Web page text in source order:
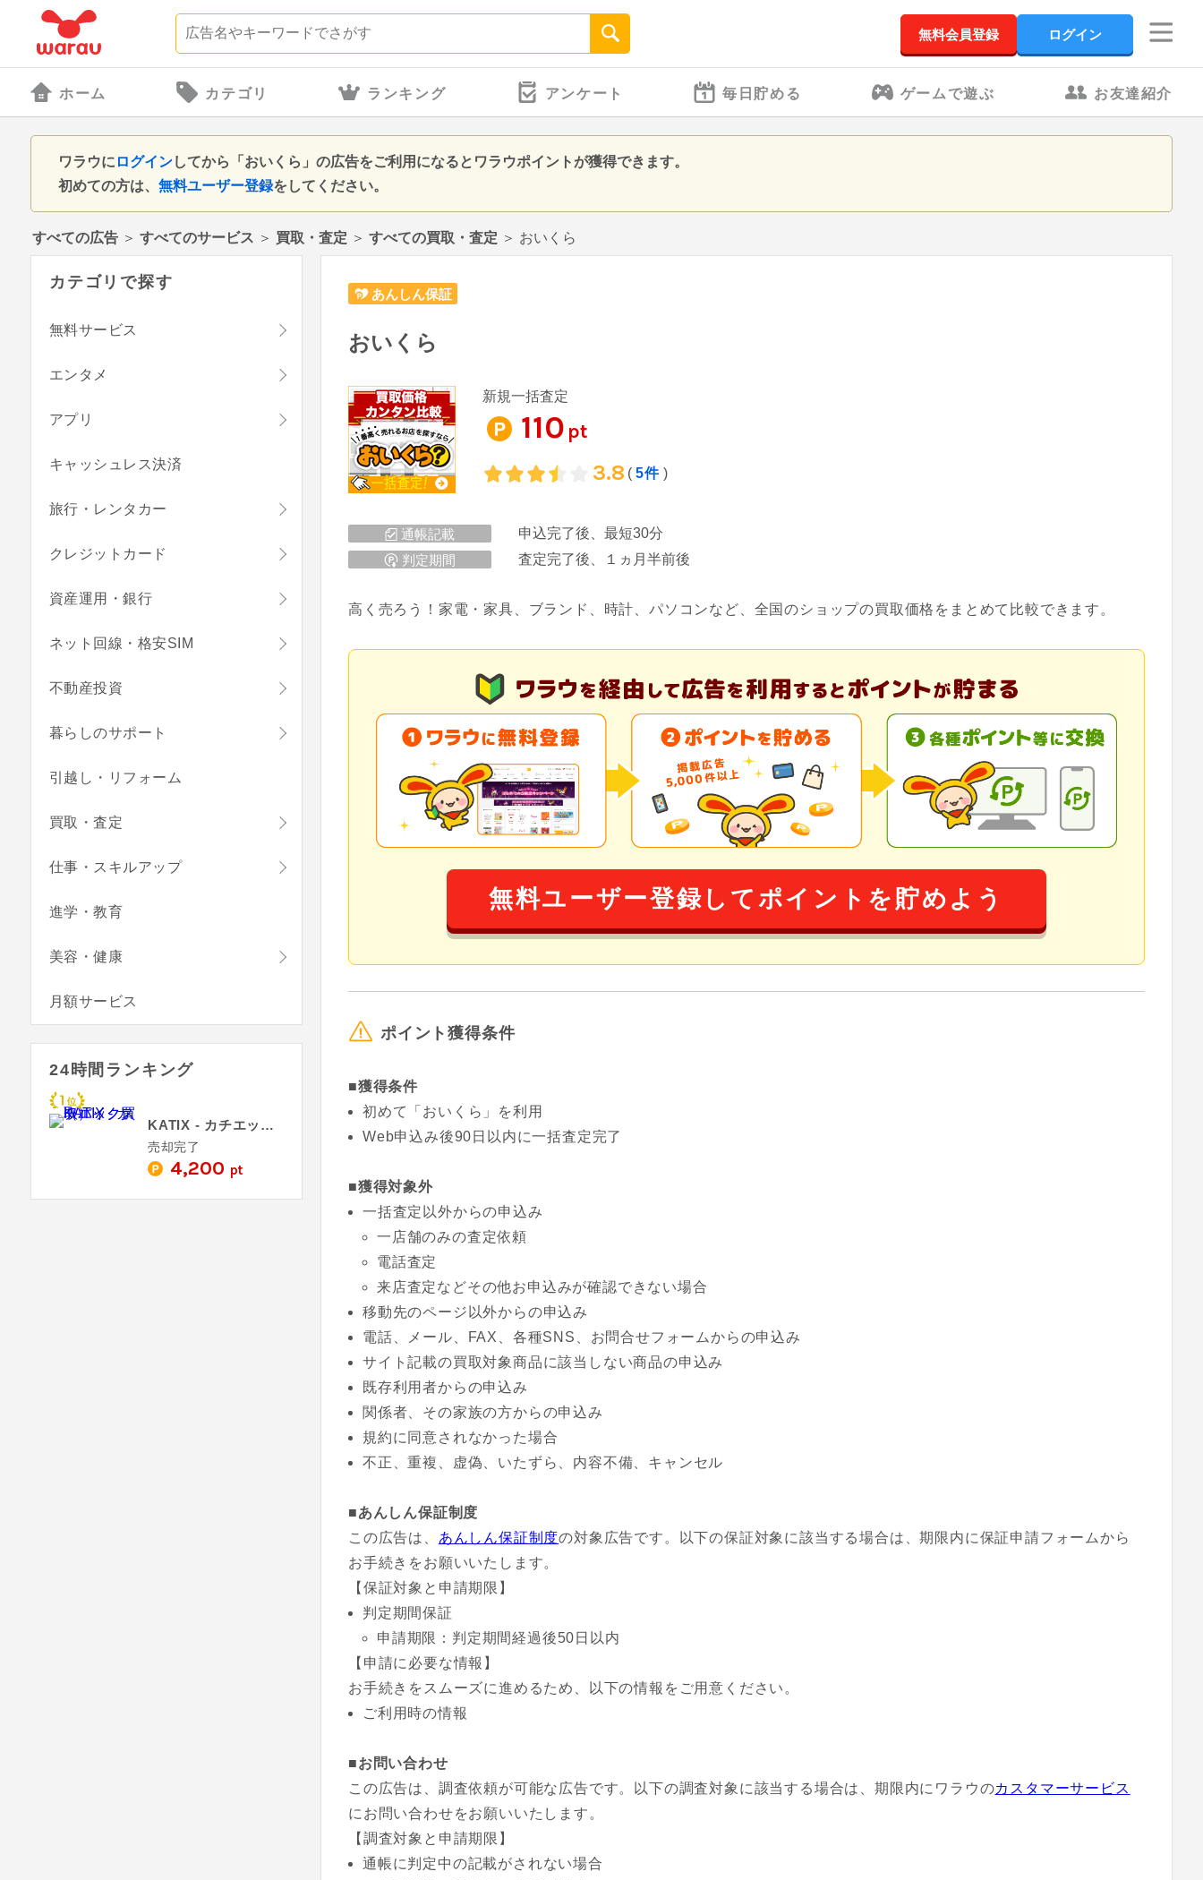
無料会員登録 ログイン
ホーム カテゴリ ランキング アンケート 毎日貯める ゲームで遊ぶ お友達紹介
ワラウに ログインしてから「おいくら」の広告をご利用になるとワラウポイントが獲得できます。
初めての方は、 無料ユーザー登録をしてください。
すべての広告 ＞ すべてのサービス ＞ 買取・査定 ＞ すべての買取・査定 ＞ おいくら
あんしん保証
おいくら
新規一括査定
110 pt
3.8 ( 5件)
通帳記載
申込完了後、最短30分
判定期間
査定完了後、１ヵ月半前後
高く売ろう！家電・家具、ブランド、時計、パソコンなど、全国のショップの買取価格をまとめて比較できます。
無料ユーザー登録してポイントを貯めよう
ポイント獲得条件
■獲得条件
初めて「おいくら」を利用
Web申込み後90日以内に一括査定完了
■獲得対象外
一括査定以外からの申込み
一店舗のみの査定依頼
電話査定
来店査定などその他お申込みが確認できない場合
移動先のページ以外からの申込み
電話、メール、FAX、各種SNS、お問合せフォームからの申込み
サイト記載の買取対象商品に該当しない商品の申込み
既存利用者からの申込み
関係者、その家族の方からの申込み
規約に同意されなかった場合
不正、重複、虚偽、いたずら、内容不備、キャンセル
■あんしん保証制度
この広告は、 あんしん保証制度の対象広告です。以下の保証対象に該当する場合は、期限内に保証申請フォームから
お手続きをお願いいたします。
【保証対象と申請期限】
判定期間保証
申請期限：判定期間経過後50日以内
【申請に必要な情報】
お手続きをスムーズに進めるため、以下の情報をご用意ください。
ご利用時の情報
■お問い合わせ
この広告は、調査依頼が可能な広告です。以下の調査対象に該当する場合は、期限内にワラウのカスタマーサービス
にお問い合わせをお願いいたします。
【調査対象と申請期限】
通帳に判定中の記載がされない場合
カテゴリで探す
無料サービス
エンタメ
アプリ
キャッシュレス決済
旅行・レンタカー
クレジットカード
資産運用・銀行
ネット回線・格安SIM
不動産投資
暮らしのサポート
引越し・リフォーム
買取・査定
仕事・スキルアップ
進学・教育
美容・健康
月額サービス
24時間ランキング
KATIX - カチエックス（バイク買取）
売却完了
4,200 pt